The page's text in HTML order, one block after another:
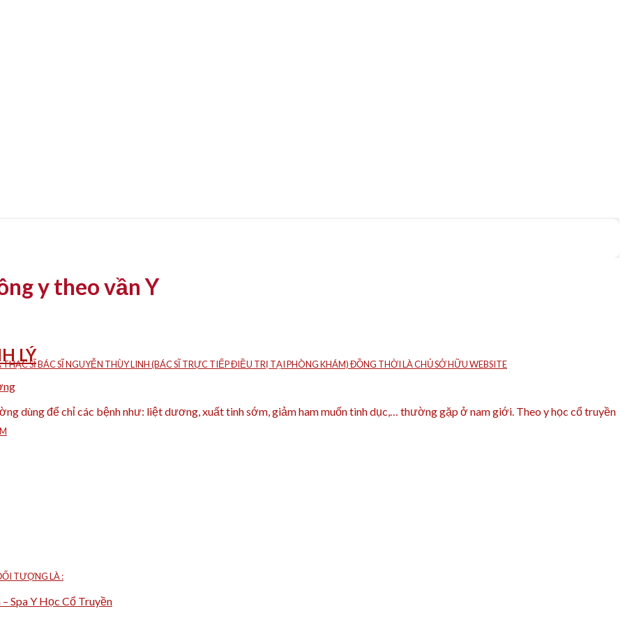
SĨ BÁC SĨ NGUYỄN THÙY LINH (BÁC SĨ TRỰC TIẾP ĐIỀU TRỊ TẠI PHÒNG KHÁM) ĐỒNG THỜI LÀ CHỦ SỞ HỮU WEBSITE
TƯỢNG LÀ :
y theo vần Y
LÝ
dùng để chỉ các bệnh như: liệt dương, xuất tinh sớm, giảm ham muốn tình dục,… thường gặp ở nam giới. Theo y học cổ truyền
Spa Y Học Cổ Truyền